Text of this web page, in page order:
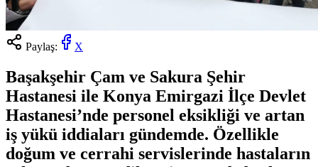
Paylaş: X
Başakşehir Çam ve Sakura Şehir
Hastanesi ile Konya Emirgazi İlçe Devlet
Hastanesi’nde personel eksikliği ve artan
iş yükü iddiaları gündemde. Özellikle
doğum ve cerrahi servislerinde hastaların